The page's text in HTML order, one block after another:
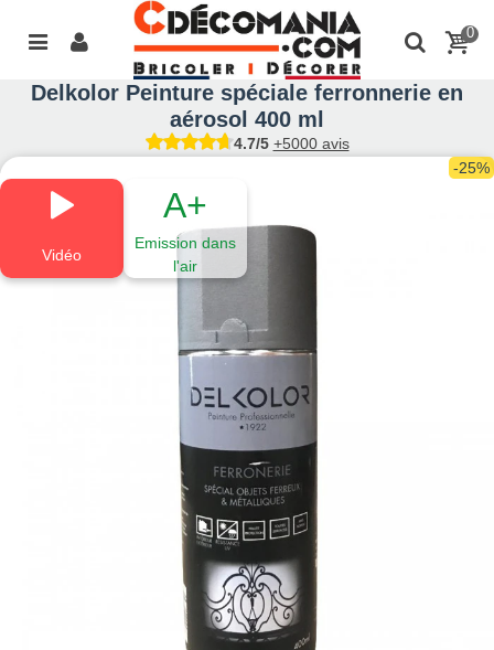
0
Delkolor Peinture spéciale ferronnerie en
aérosol 400 ml
4.7/5 +5000 avis
Vidéo
A+
Emission dans
l'air
-25%